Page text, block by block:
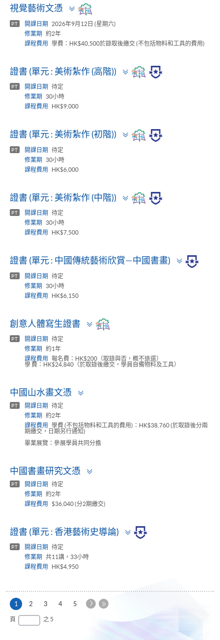
視覺藝術文憑
Toggle
panel
PT 開課日期
2026年9月12日 (星期六)
修業期
約2年
課程費用
學費：HK$40,500於錄取後繳交 (不包括物料和工具的費用)
證書 (單元 : 美術紮作 (高階))
Toggle
panel
PT 開課日期
待定
修業期
30小時
課程費用
HK$9,000
證書 (單元 : 美術紮作 (初階))
Toggle
panel
PT 開課日期
待定
修業期
30小時
課程費用
HK$6,000
證書 (單元 : 美術紮作 (中階))
Toggle
panel
PT 開課日期
待定
修業期
30小時
課程費用
HK$7,500
證書 (單元 : 中國傳統藝術欣賞—中國書畫)
Toggle
panel
PT 開課日期
待定
修業期
30小時
課程費用
HK$6,150
創意人體寫生證書
Toggle
panel
PT 開課日期
待定
修業期
約1年
課程費用
報名費：HK$200（取錄與否，概不退還）
學 費：HK$24,840（於取錄後繳交，學員自備物料及工具）
中國山水畫文憑
PT 開課日期
待定
修業期
約2年
課程費用
學費 (不包括物料和工具的費用)：HK$38,760 (於取錄後分兩
期繳交，日期另行通知)
畢業展覽：參展學員共同分擔
中國書畫研究文憑
PT 開課日期
待定
修業期
約2年
課程費用
$36,040 (分2期繳交)
證書 (單元 : 香港藝術史導論)
Toggle
panel
PT 開課日期
待定
修業期
共11講，33小時
課程費用
HK$4,950
1 本
頁
2 3 4 5
下
頁 之 5